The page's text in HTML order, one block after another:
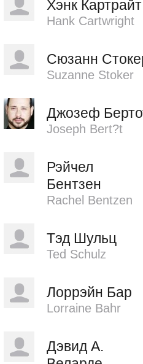
Хэнк Картрайт
Hank Cartwright
Сюзанн
Suzanne Stoker
Джозеф
Joseph Bert?t
Рэйчел
Бентзен
Rachel Bentzen
Тэд Шульц
Ted Schulz
Лоррэйн Бар
Lorraine Bahr
Дэвид А.